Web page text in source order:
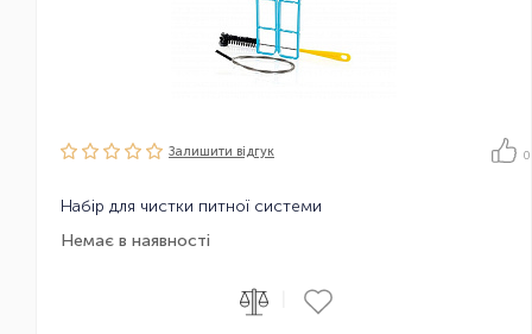
Залишити вiдгук 0
Набір для чистки питної системи
Немає в наявності